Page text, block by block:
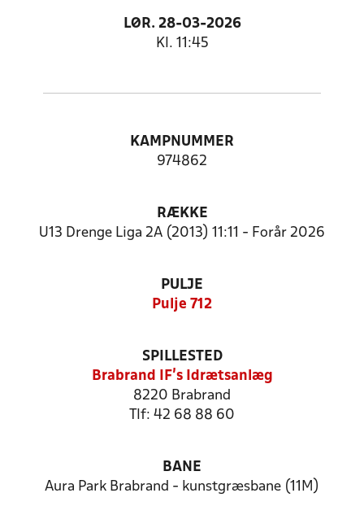
LØR. 28-03-2026
Kl. 11:45
KAMPNUMMER
974862
RÆKKE
U13 Drenge Liga 2A (2013) 11:11 - Forår 2026
PULJE
Pulje 712
SPILLESTED
Brabrand IF's Idrætsanlæg
8220 Brabrand
Tlf: 42 68 88 60
BANE
Aura Park Brabrand - kunstgræsbane (11M)